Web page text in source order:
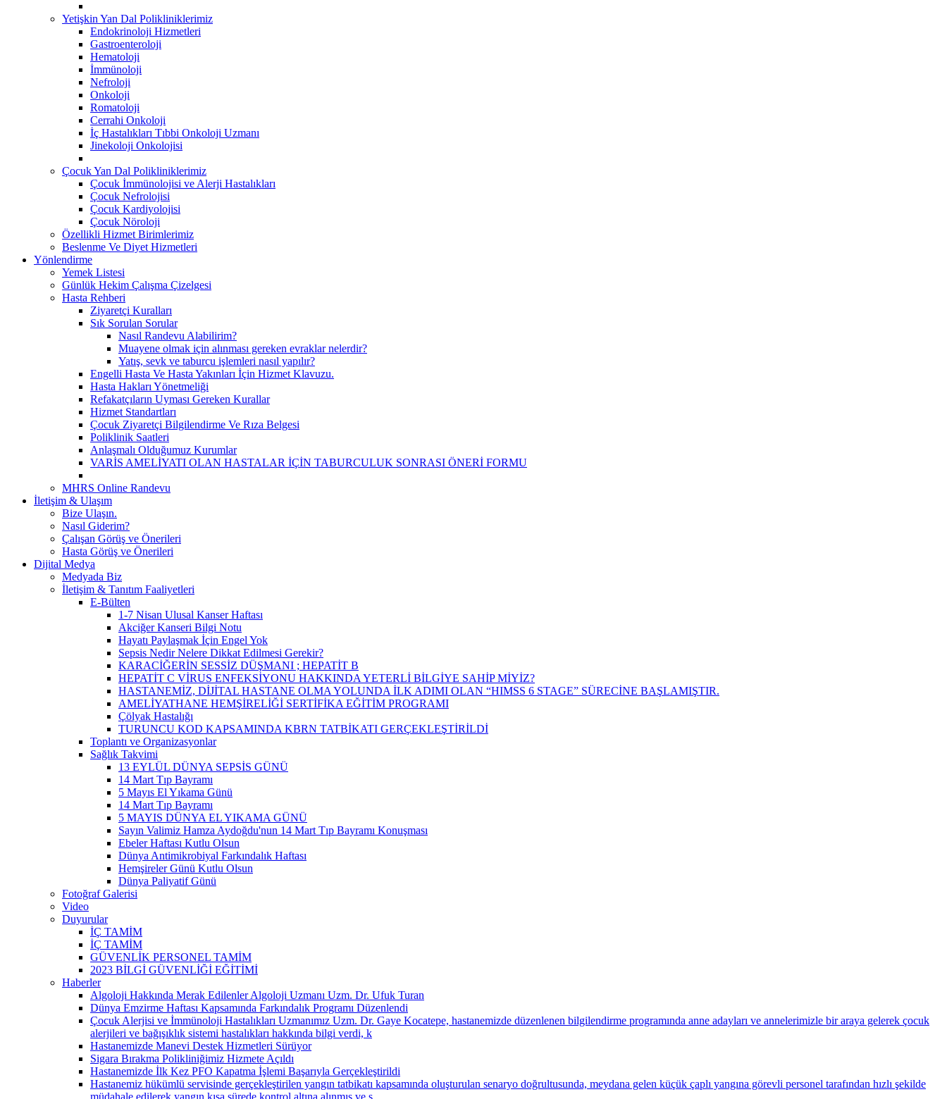
Yetişkin Yan Dal Polikliniklerimiz
Endokrinoloji Hizmetleri
Gastroenteroloji
Hematoloji
İmmünoloji
Nefroloji
Onkoloji
Romatoloji
Cerrahi Onkoloji
İç Hastalıkları Tıbbi Onkoloji Uzmanı
Jinekoloji Onkolojisi
Çocuk Yan Dal Polikliniklerimiz
Çocuk İmmünolojisi ve Alerji Hastalıkları
Çocuk Nefrolojisi
Çocuk Kardiyolojisi
Çocuk Nöroloji
Özellikli Hizmet Birimlerimiz
Beslenme Ve Diyet Hizmetleri
Yönlendirme
Yemek Listesi
Günlük Hekim Çalışma Çizelgesi
Hasta Rehberi
Ziyaretçi Kuralları
Sık Sorulan Sorular
Nasıl Randevu Alabilirim?
Muayene olmak için alınması gereken evraklar nelerdir?
Yatış, sevk ve taburcu işlemleri nasıl yapılır?
Engelli Hasta Ve Hasta Yakınları İçin Hizmet Klavuzu.
Hasta Hakları Yönetmeliği
Refakatçıların Uyması Gereken Kurallar
Hizmet Standartları
Çocuk Ziyaretçi Bilgilendirme Ve Rıza Belgesi
Poliklinik Saatleri
Anlaşmalı Olduğumuz Kurumlar
VARİS AMELİYATI OLAN HASTALAR İÇİN TABURCULUK SONRASI ÖNERİ FORMU
MHRS Online Randevu
İletişim & Ulaşım
Bize Ulaşın.
Nasıl Giderim?
Çalışan Görüş ve Önerileri
Hasta Görüş ve Önerileri
Dijital Medya
Medyada Biz
İletişim & Tanıtım Faaliyetleri
E-Bülten
1-7 Nisan Ulusal Kanser Haftası
Akciğer Kanseri Bilgi Notu
Hayatı Paylaşmak İçin Engel Yok
Sepsis Nedir Nelere Dikkat Edilmesi Gerekir?
KARACİĞERİN SESSİZ DÜŞMANI ; HEPATİT B
HEPATİT C VİRUS ENFEKSİYONU HAKKINDA YETERLİ BİLGİYE SAHİP MİYİZ?
HASTANEMİZ, DİJİTAL HASTANE OLMA YOLUNDA İLK ADIMI OLAN “HIMSS 6 STAGE” SÜRECİNE BAŞLAMIŞTIR.
AMELİYATHANE HEMŞİRELİĞİ SERTİFİKA EĞİTİM PROGRAMI
Çölyak Hastalığı
TURUNCU KOD KAPSAMINDA KBRN TATBİKATI GERÇEKLEŞTİRİLDİ
Toplantı ve Organizasyonlar
Sağlık Takvimi
13 EYLÜL DÜNYA SEPSİS GÜNÜ
14 Mart Tıp Bayramı
5 Mayıs El Yıkama Günü
14 Mart Tıp Bayramı
5 MAYIS DÜNYA EL YIKAMA GÜNÜ
Sayın Valimiz Hamza Aydoğdu'nun 14 Mart Tıp Bayramı Konuşması
Ebeler Haftası Kutlu Olsun
Dünya Antimikrobiyal Farkındalık Haftası
Hemşireler Günü Kutlu Olsun
Dünya Paliyatif Günü
Fotoğraf Galerisi
Video
Duyurular
İÇ TAMİM
İÇ TAMİM
GÜVENLİK PERSONEL TAMİM
2023 BİLGİ GÜVENLİĞİ EĞİTİMİ
Haberler
Algoloji Hakkında Merak Edilenler Algoloji Uzmanı Uzm. Dr. Ufuk Turan
Dünya Emzirme Haftası Kapsamında Farkındalık Programı Düzenlendi
Çocuk Alerjisi ve İmmünoloji Hastalıkları Uzmanımız Uzm. Dr. Gaye Kocatepe, hastanemizde düzenlenen bilgilendirme programında anne adayları ve annelerimizle bir araya gelerek çocuk
alerjileri ve bağışıklık sistemi hastalıkları hakkında bilgi verdi, k
Hastanemizde Manevi Destek Hizmetleri Sürüyor
Sigara Bırakma Polikliniğimiz Hizmete Açıldı
Hastanemizde İlk Kez PFO Kapatma İşlemi Başarıyla Gerçekleştirildi
Hastanemiz hükümlü servisinde gerçekleştirilen yangın tatbikatı kapsamında oluşturulan senaryo doğrultusunda, meydana gelen küçük çaplı yangına görevli personel tarafından hızlı şekilde
müdahale edilerek yangın kısa sürede kontrol altına alınmış ve s